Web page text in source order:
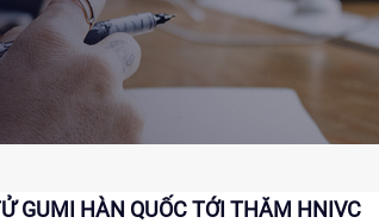
GUMI HÀN QUỐC TỚI THĂM HNIVC